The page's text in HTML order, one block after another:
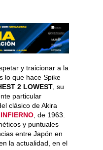
y traicionar a la
lo que hace Spike
2 LOWEST, su
particular
clásico de Akira
, de 1963.
y puntuales
entre Japón en
la actualidad, en el